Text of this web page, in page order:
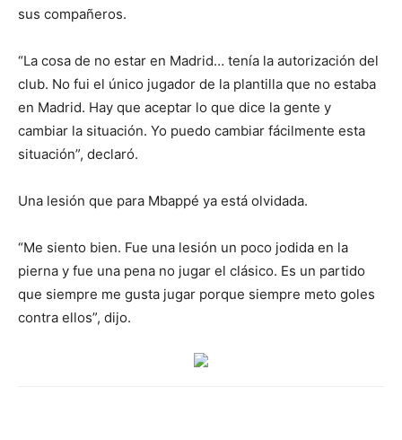
sus compañeros.
“La cosa de no estar en Madrid… tenía la autorización del
club. No fui el único jugador de la plantilla que no estaba
en Madrid. Hay que aceptar lo que dice la gente y
cambiar la situación. Yo puedo cambiar fácilmente esta
situación”, declaró.
Una lesión que para Mbappé ya está olvidada.
“Me siento bien. Fue una lesión un poco jodida en la
pierna y fue una pena no jugar el clásico. Es un partido
que siempre me gusta jugar porque siempre meto goles
contra ellos”, dijo.